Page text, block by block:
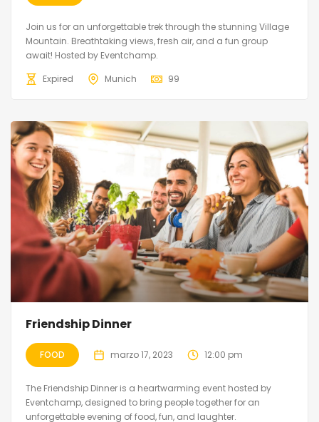
Join us for an unforgettable trek through the stunning Village
Mountain. Breathtaking views, fresh air, and a fun group
await! Hosted by Eventchamp.
Expired
Munich 99
Friendship Dinner
FOOD marzo 17, 2023 12:00 pm
The Friendship Dinner is a heartwarming event hosted by
Eventchamp, designed to bring people together for an
unforgettable evening of food, fun, and laughter.